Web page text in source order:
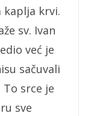
kaplja krvi.
sv. Ivan
već je
sačuvali
srce je
sve